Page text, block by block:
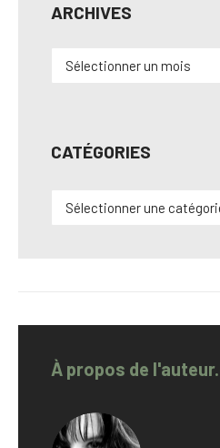
ARCHIVES
Archives
CATÉGORIES
Catégories
À propos de